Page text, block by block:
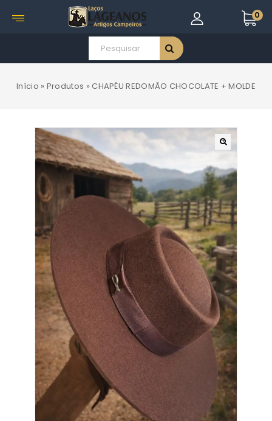
0
Início » Produtos » CHAPÉU REDOMÃO CHOCOLATE + MOLDE